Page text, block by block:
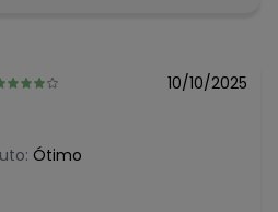
10/10/2025
Ótimo